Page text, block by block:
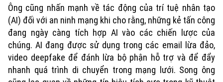
Ông cũng nhấn mạnh về tác động của trí tuệ nhân tạo
(AI) đối với an ninh mạng khi cho rằng, những kẻ tấn công
đang ngày càng tích hợp AI vào các chiến lược của
chúng. AI đang được sử dụng trong các email lừa đảo,
video deepfake để đánh lừa bộ phận hỗ trợ và để đẩy
nhanh quá trình di chuyển trong mạng lưới. Song ông